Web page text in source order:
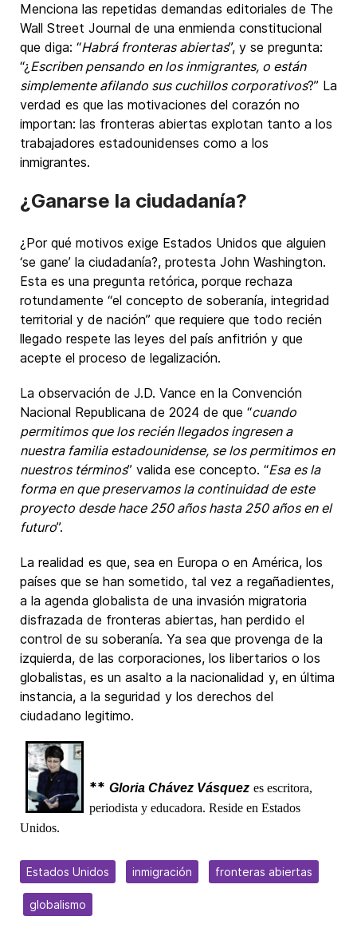
Menciona las repetidas demandas editoriales de The
Wall Street Journal de una enmienda constitucional
que diga: “Habrá fronteras abiertas”, y se pregunta:
“¿Escriben pensando en los inmigrantes, o están
simplemente afilando sus cuchillos corporativos?” La
verdad es que las motivaciones del corazón no
importan: las fronteras abiertas explotan tanto a los
trabajadores estadounidenses como a los
inmigrantes.
¿Ganarse la ciudadanía?
¿Por qué motivos exige Estados Unidos que alguien
‘se gane’ la ciudadanía?, protesta John Washington.
Esta es una pregunta retórica, porque rechaza
rotundamente “el concepto de soberanía, integridad
territorial y de nación” que requiere que todo recién
llegado respete las leyes del país anfitrión y que
acepte el proceso de legalización.
La observación de J.D. Vance en la Convención
Nacional Republicana de 2024 de que “cuando
permitimos que los recién llegados ingresen a
nuestra familia estadounidense, se los permitimos en
nuestros términos” valida ese concepto. “Esa es la
forma en que preservamos la continuidad de este
proyecto desde hace 250 años hasta 250 años en el
futuro”.
La realidad es que, sea en Europa o en América, los
países que se han sometido, tal vez a regañadientes,
a la agenda globalista de una invasión migratoria
disfrazada de fronteras abiertas, han perdido el
control de su soberanía. Ya sea que provenga de la
izquierda, de las corporaciones, los libertarios o los
globalistas, es un asalto a la nacionalidad y, en última
instancia, a la seguridad y los derechos del
ciudadano legitimo.
** Gloria Chávez Vásquez es escritora,
periodista y educadora. Reside en Estados
Unidos.
Estados Unidos inmigración fronteras abiertas
globalismo